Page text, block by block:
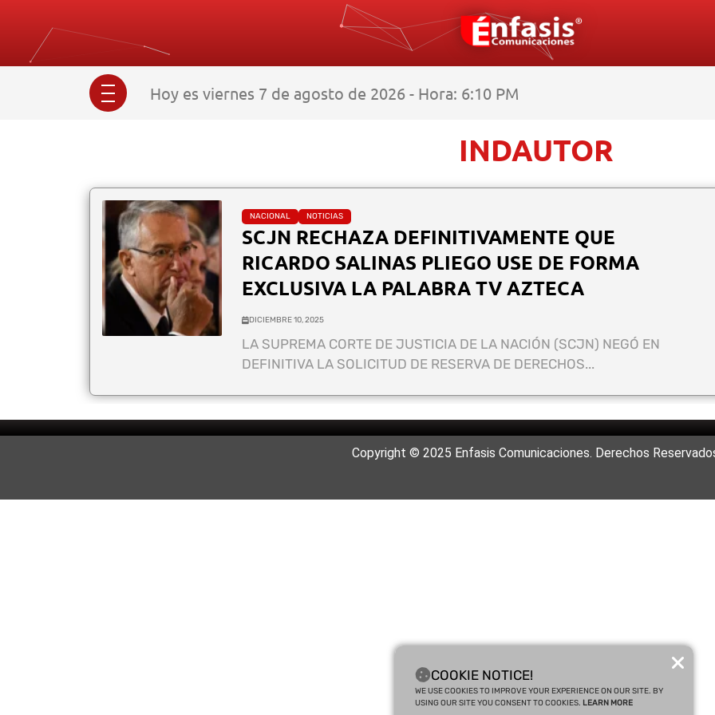
Hoy es viernes 7 de agosto de 2026 - Hora: 6:10 PM
INDAUTOR
NACIONAL NOTICIAS
SCJN RECHAZA DEFINITIVAMENTE QUE
RICARDO SALINAS PLIEGO USE DE FORMA
EXCLUSIVA LA PALABRA TV AZTECA
DICIEMBRE 10, 2025
LA SUPREMA CORTE DE JUSTICIA DE LA NACIÓN (SCJN) NEGÓ EN
DEFINITIVA LA SOLICITUD DE RESERVA DE DERECHOS...
Copyright © 2025 Enfasis Comunicaciones. Derechos
COOKIE NOTICE!
WE USE COOKIES TO IMPROVE YOUR EXPERIENCE ON OUR SITE. BY
USING OUR SITE YOU CONSENT TO COOKIES. LEARN MORE